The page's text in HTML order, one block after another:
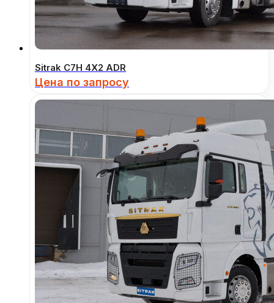
Sitrak C7H 4Х2 ADR
Цена по запросу